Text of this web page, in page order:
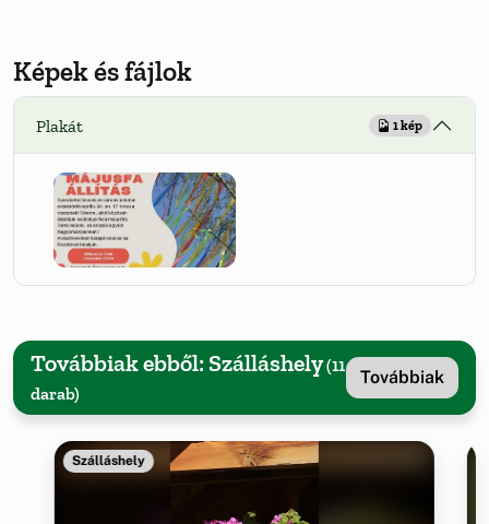
Képek és fájlok
Plakát 1 kép
Továbbiak ebből: Szálláshely(11
darab)
Továbbiak
Szálláshely